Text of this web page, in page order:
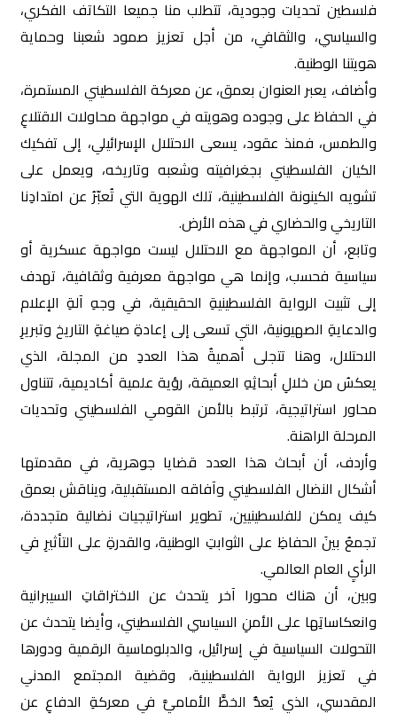
فلسطين تحديات وجودية، تتطلب منا جميعا التكاتف الفكري،
والسياسي، والثقافي، من أجل تعزيز صمود شعبنا وحماية
هويتنا الوطنية.
وأضاف، يعبر العنوان بعمق، عن معركة الفلسطيني المستمرة،
في الحفاظ على وجوده وهويته في مواجهة محاولات الاقتلاعِ
والطمس، فمنذ عقود، يسعى الاحتلال الإسرائيلي، إلى تفكيك
الكيان الفلسطيني بجغرافيته وشعبه وتاريخه، ويعمل على
تشويه الكينونة الفلسطينية، تلك الهوية التي تُعبّرُ عن امتدادِنا
التاريخي والحضاري في هذه الأرض.
وتابع، أن المواجهة مع الاحتلال ليست مواجهة عسكرية أو
سياسية فحسب، وإنما هي مواجهة معرفية وثقافية، تهدف
إلى تثبيت الرواية الفلسطينيةِ الحقيقية، في وجهِ آلةِ الإعلام
والدعايةِ الصهيونية، التي تسعى إلى إعادةِ صياغةِ التاريخ وتبريرِ
الاحتلال، وهنا تتجلى أهميةُ هذا العددِ من المجلة، الذي
يعكسُ من خلالِ أبحاثِهِ العميقة، رؤية علمية أكاديمية، تتناول
محاور استراتيجية، ترتبط بالأمن القومي الفلسطيني وتحديات
المرحلة الراهنة.
وأردف، أن أبحاث هذا العدد قضايا جوهرية، في مقدمتها
أشكال النضال الفلسطيني وآفاقه المستقبلية، ويناقش بعمق
كيف يمكن للفلسطينيين، تطوير استراتيجيات نضالية متجددة،
تجمعُ بينَ الحفاظِ على الثوابتِ الوطنية، والقدرةِ على التأثيرِ في
الرأيِ العام العالمي.
وبين، أن هناك محورا آخر يتحدث عن الاختراقاتِ السيبرانية
وانعكاساتِها على الأمنِ السياسي الفلسطيني، وأيضا يتحدث عن
التحولات السياسية في إسرائيل، والدبلوماسية الرقمية ودورها
في تعزيز الرواية الفلسطينية، وقضية المجتمع المدني
المقدسي، الذي يُعدُّ الخطَّ الأماميَّ في معركةِ الدفاعِ عن